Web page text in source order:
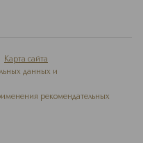
Карта сайта
данных и
рекомендательных